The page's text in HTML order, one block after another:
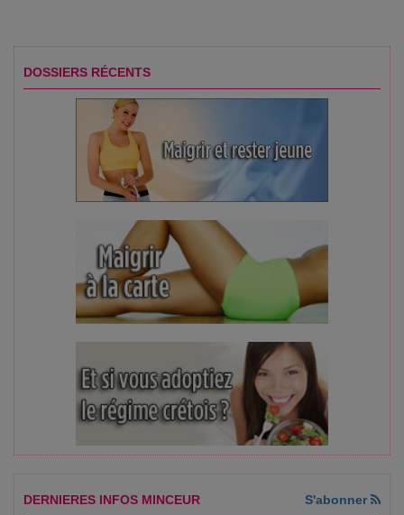
DOSSIERS RÉCENTS
DERNIERES INFOS MINCEUR S'abonner